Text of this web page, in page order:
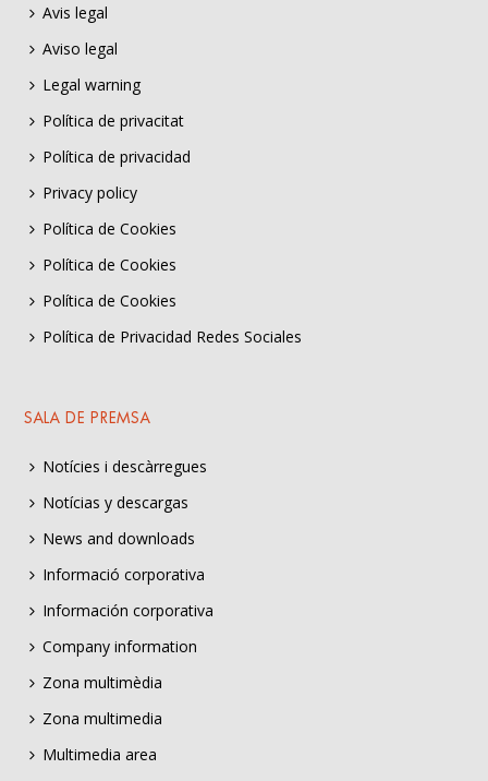
Avis legal
Aviso legal
Legal warning
Política de privacitat
Política de privacidad
Privacy policy
Política de Cookies
Política de Cookies
Política de Cookies
Política de Privacidad Redes Sociales
SALA DE PREMSA
Notícies i descàrregues
Notícias y descargas
News and downloads
Informació corporativa
Información corporativa
Company information
Zona multimèdia
Zona multimedia
Multimedia area